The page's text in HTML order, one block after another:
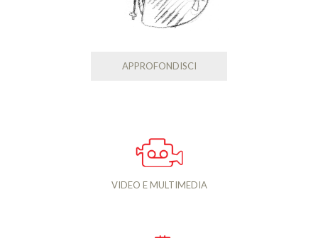
APPROFONDISCI
VIDEO E MULTIMEDIA